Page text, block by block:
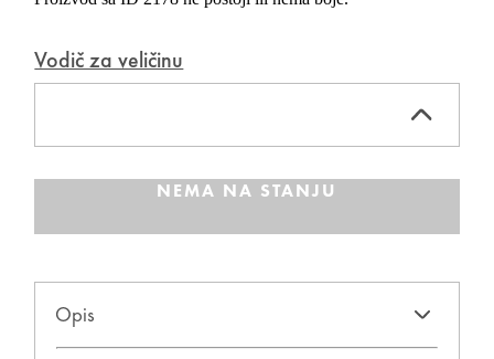
Vodič za veličinu
NEMA NA STANJU
Opis